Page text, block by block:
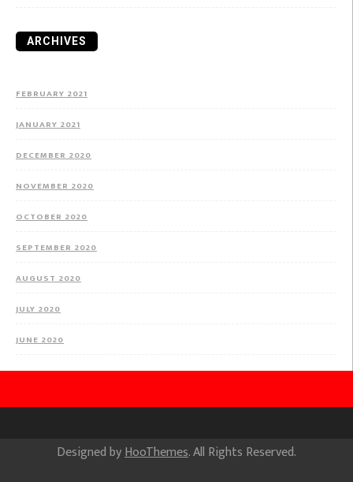
ARCHIVES
FEBRUARY 2021
JANUARY 2021
DECEMBER 2020
NOVEMBER 2020
OCTOBER 2020
SEPTEMBER 2020
AUGUST 2020
JULY 2020
JUNE 2020
Designed byHooThemes. All Rights Reserved.